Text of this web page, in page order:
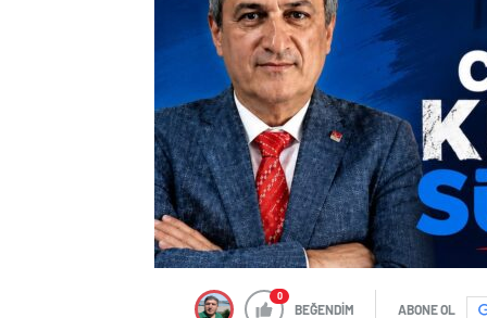
0
BEĞENDİM ABONE OL